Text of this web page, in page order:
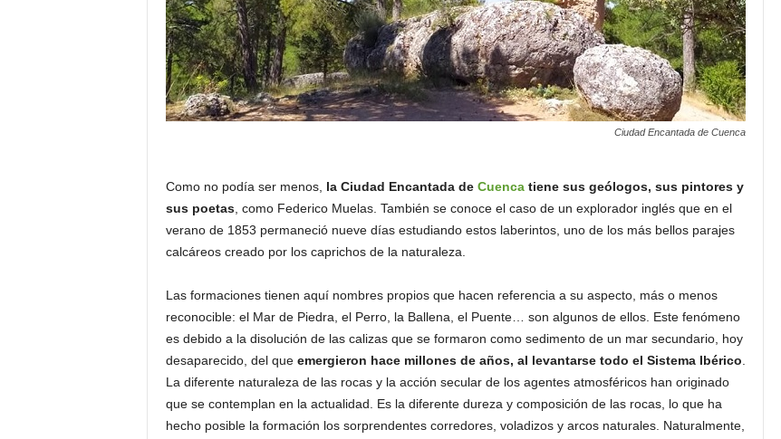
Ciudad Encantada de Cuenca
Como no podía ser menos, la Ciudad Encantada de Cuencatiene sus geólogos, sus pintores y
sus poetas, como Federico Muelas. También se conoce el caso de un explorador inglés que en el
verano de 1853 permaneció nueve días estudiando estos laberintos, uno de los más bellos parajes
calcáreos creado por los caprichos de la naturaleza.
Las formaciones tienen aquí nombres propios que hacen referencia a su aspecto, más o menos
reconocible: el Mar de Piedra, el Perro, la Ballena, el Puente… son algunos de ellos. Este fenómeno
es debido a la disolución de las calizas que se formaron como sedimento de un mar secundario, hoy
desaparecido, del que emergieron hace millones de años, al levantarse todo el Sistema Ibérico
La diferente naturaleza de las rocas y la acción secular de los agentes atmosféricos han originado
que se contemplan en la actualidad. Es la diferente dureza y composición de las rocas, lo que ha
hecho posible la formación los sorprendentes corredores, voladizos y arcos naturales. Naturalmente,